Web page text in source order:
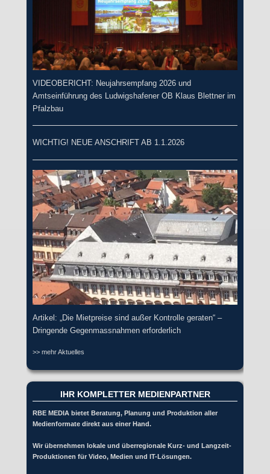
VIDEOBERICHT: Neujahrsempfang 2026 und
Amtseinführung des Ludwigshafener OB Klaus Blettner im
Pfalzbau
WICHTIG! NEUE ANSCHRIFT AB 1.1.2026
Artikel: „Die Mietpreise sind außer Kontrolle geraten“ –
Dringende Gegenmassnahmen erforderlich
>> mehr Aktuelles
IHR KOMPLETTER MEDIENPARTNER
RBE MEDIA bietet Beratung, Planung und Produktion aller
Medienformate direkt aus einer Hand.
Wir übernehmen lokale und überregionale Kurz- und Langzeit-
Produktionen für Video, Medien und IT-Lösungen.